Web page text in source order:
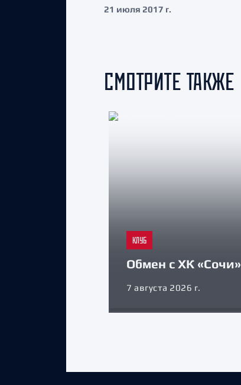
21 июля 2017 г.
СМОТРИТЕ ТАКЖЕ
КЛУБ
Обмен с ХК «Сочи»
7 августа 2026 г.